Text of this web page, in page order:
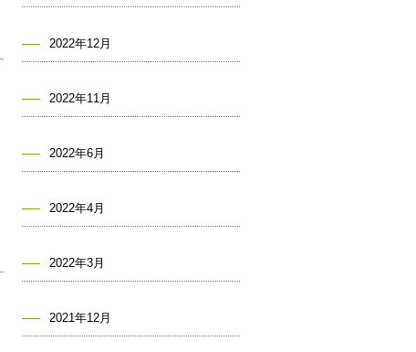
2022年12月
2022年11月
2022年6月
2022年4月
2022年3月
2021年12月